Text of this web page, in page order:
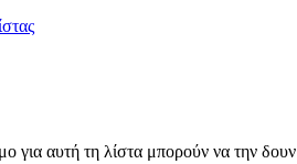
για αυτή τη λίστα μπορούν να την δουν